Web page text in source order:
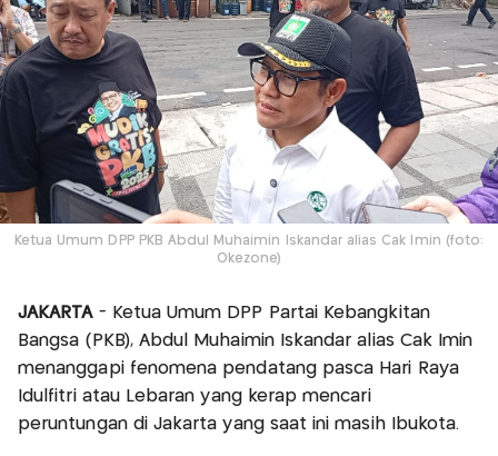
Ketua Umum DPP PKB Abdul Muhaimin Iskandar alias Cak Imin (foto:
Okezone)
JAKARTA- Ketua Umum DPP Partai Kebangkitan
Bangsa (PKB), Abdul Muhaimin Iskandar alias Cak Imin
menanggapi fenomena pendatang pasca Hari Raya
Idulfitri atau Lebaran yang kerap mencari
peruntungan di Jakarta yang saat ini masih Ibukota.